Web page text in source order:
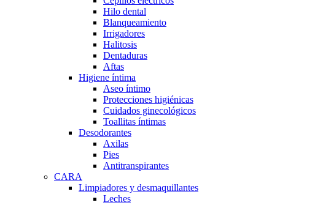
Hilo dental
Blanqueamiento
Irrigadores
Halitosis
Dentaduras
Aftas
Higiene íntima
Aseo íntimo
Protecciones higiénicas
Cuidados ginecológicos
Toallitas íntimas
Desodorantes
Axilas
Pies
Antitranspirantes
CARA
Limpiadores y desmaquillantes
Leches